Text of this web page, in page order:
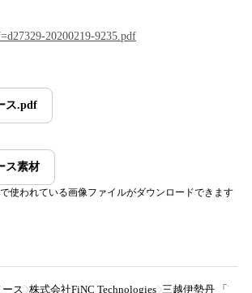
20200219-9235.pdf
ス.pdf
ス素材
使われている画像ファイルがダウンロードできます
ス 株式会社FiNC Technologies 三越伊勢丹 「